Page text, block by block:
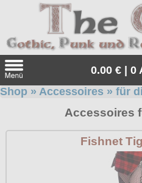
0.00 € | 0
Shop » Accessoires » für
Accessoires
Fishnet